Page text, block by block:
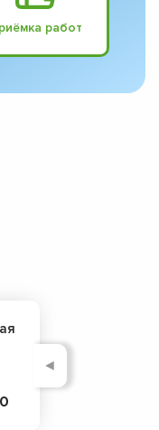
работ
◄